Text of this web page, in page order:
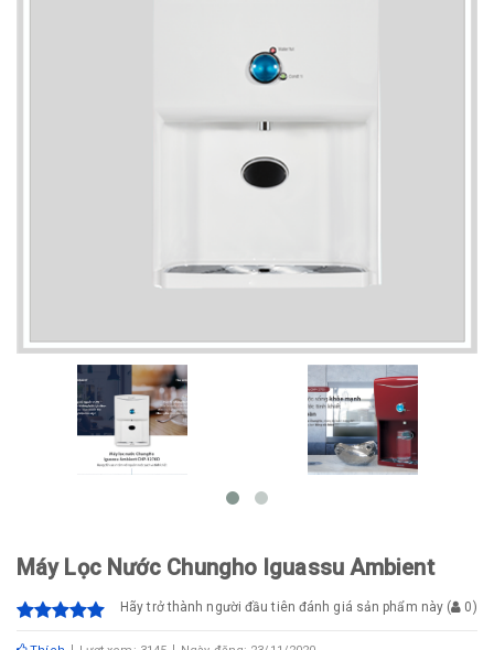
Máy Lọc Nước Chungho Iguassu Ambient
Hãy trở thành người đầu tiên đánh giá sản phẩm này ( 0)